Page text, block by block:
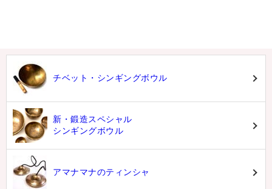
チベット・シンギングボウル
新・鍛造スペシャル
シンギングボウル
アマナマナのティンシャ